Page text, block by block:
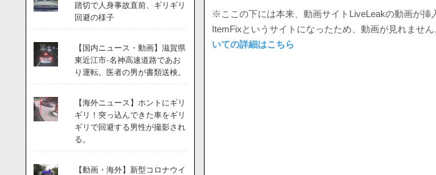
※ここの下には本来、動画サイトLiveLeakの動画が挿
ItemFixというサイトになったため、動画が見れません
いての詳細はこちら
踏切で人身事故直前、ギリギリ
回避の様子
【国内ニュース・動画】滋賀県
東近江市-名神高速道路であお
り運転。医者の男が書類送検。
【海外ニュース】ホントにギリ
ギリ！突っ込んできた車をギリ
ギリで回避する男性が撮影され
る。
【動画・海外】新型コロナウイ